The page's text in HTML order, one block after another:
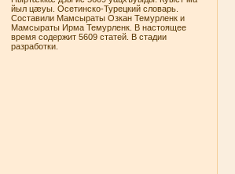
йыл цæуы. Осетинско-Турецкий словарь.
Составили Мамсыраты Озкан Темурленк и
Мамсыраты Ирма Темурленк. В настоящее
время содержит 5609 статей. В стадии
разработки.